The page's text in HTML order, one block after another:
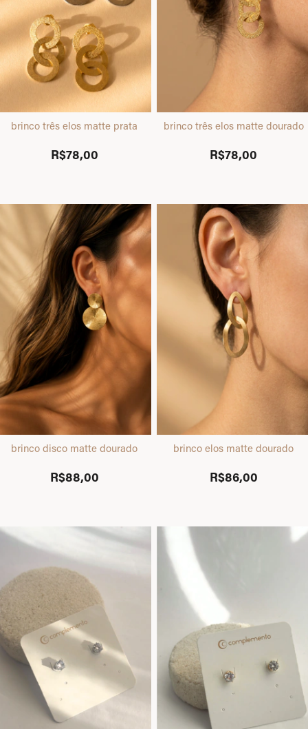
brinco três elos matte prata
R$78,00
brinco três elos matte dourado
R$78,00
brinco disco matte dourado
R$88,00
brinco elos matte dourado
R$86,00